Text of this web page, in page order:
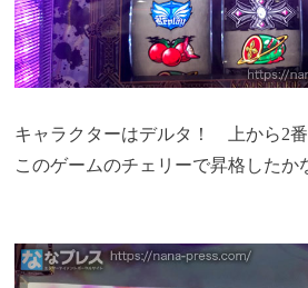
キャラクターはデルタ！ 上から2
このゲームのチェリーで昇格したか